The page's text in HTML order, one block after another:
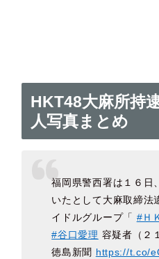
HKT48大麻所持
人写真まとめ
福岡県警西署は１６日
いたとして大麻取締法
イドルグループ「 #Ｈ
#谷口愛理 容疑者（２
徳島新聞 https://t.co/